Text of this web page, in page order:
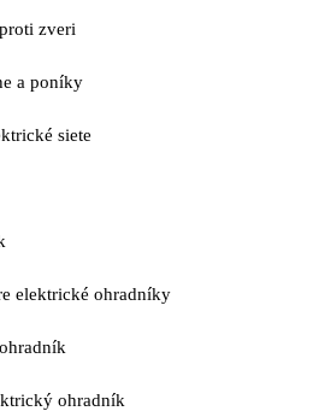
zveri
a poníky
siete
elektrické ohradníky
ohradník